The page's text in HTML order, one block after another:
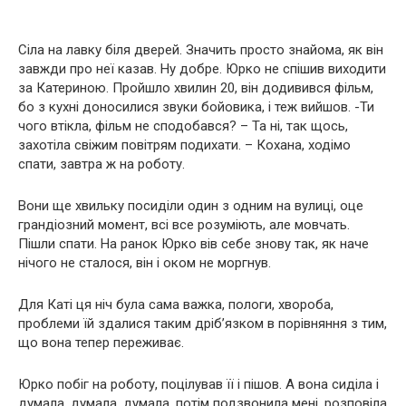
Сіла на лавку біля дверей. Значить просто знайома, як він
завжди про неї казав. Ну добре. Юрко не спішив виходити
за Катериною. Пройшло хвилин 20, він додивився фільм,
бо з кухні доносилися звуки бойовика, і теж вийшов. -Ти
чого втікла, фільм не сподобався? – Та ні, так щось,
захотіла свіжим повітрям подихати. – Кохана, ходімо
спати, завтра ж на роботу.
Вони ще хвильку посиділи один з одним на вулиці, оце
грандіозний момент, всі все розуміють, але мовчать.
Пішли спати. На ранок Юрко вів себе знову так, як наче
нічого не сталося, він і оком не моргнув.
Для Каті ця ніч була сама важка, пологи, хвороба,
проблеми їй здалися таким дріб’язком в порівняння з тим,
що вона тепер переживає.
Юрко побіг на роботу, поцілував її і пішов. А вона сиділа і